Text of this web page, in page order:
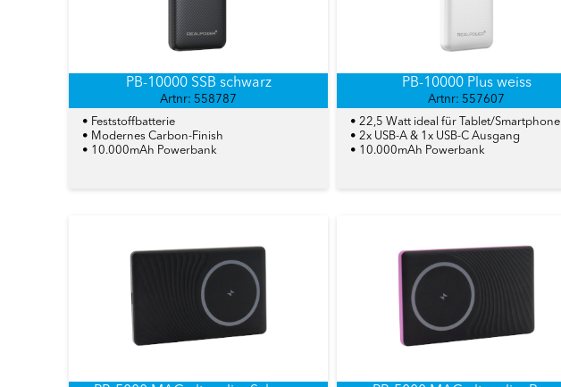
PB-10000 Plus weiss
Artnr: 557607
• 22,5 Watt ideal für Tablet/Smartphone
• 2x USB-A & 1x USB-C Ausgang
• 10.000mAh Powerbank
PB-10000 SSB schwarz
Artnr: 558787
• Feststoffbatterie
• Modernes Carbon-Finish
• 10.000mAh Powerbank